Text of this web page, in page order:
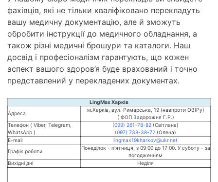
фахівців, які не тільки кваліфіковано перекладуть
вашу медичну документацію, але й зможуть
обробити інструкції до медичного обладнання, а
також різні медичні брошури та каталоги. Наш
досвід і професіоналізм гарантують, що кожен
аспект вашого здоров’я буде врахований і точно
представлений у перекладених документах.
LingMax Харків
Адреса
м.Харків, вул. Римарська, 19 (навпроти ОВІРу)
( ФОП Задорожня Г.Р.)
Телефон ( Viber, Telegram,
WhatsApp )
(099) 261-78-82 (Світлана)
(097) 738-38-72 (Олена)
E-mail
lingmax19kharkov@ukr.net
Графік роботи
Понеділок - п'ятниця, з 09:00 до 17:00. У суботу - за
погодженням
Вихідні дні
Неділя